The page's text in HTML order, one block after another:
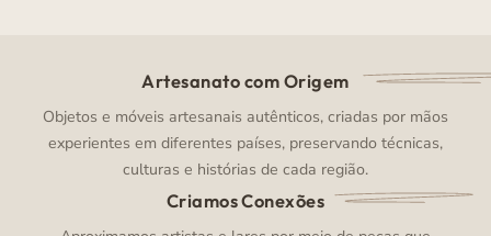
Artesanato com Origem
Objetos e móveis artesanais autênticos, criadas por mãos
experientes em diferentes países, preservando técnicas,
culturas e histórias de cada região.
Criamos Conexões